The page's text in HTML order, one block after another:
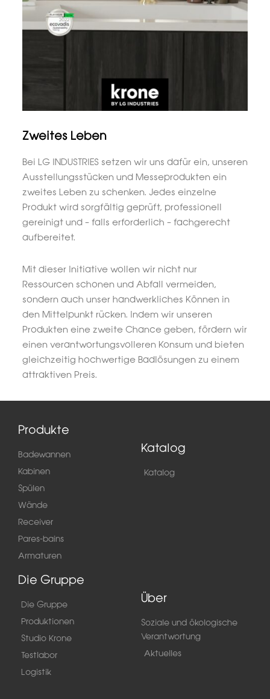
Zweites Leben
Bei LG INDUSTRIES setzen wir uns dafür ein, unseren
Ausstellungsstücken und Messeprodukten ein
zweites Leben zu schenken. Jedes einzelne
Produkt wird sorgfältig geprüft, professionell
gereinigt und – falls erforderlich – fachgerecht
aufbereitet.
Mit dieser Initiative wollen wir nicht nur
Ressourcen schonen und Abfall vermeiden,
sondern auch unser handwerkliches Können in
den Mittelpunkt rücken. Indem wir unseren
Produkten eine zweite Chance geben, fördern wir
einen verantwortungsvolleren Konsum und bieten
gleichzeitig hochwertige Badlösungen zu einem
attraktiven Preis.
Produkte
Badewannen
Kabinen
Spülen
Wände
Receiver
Pares-bains
Armaturen
Katalog
Katalog
Die Gruppe
Die Gruppe
Produktionen
Studio Krone
Testlabor
Logistik
Über
Soziale und ökologische
Verantwortung
Aktuelles